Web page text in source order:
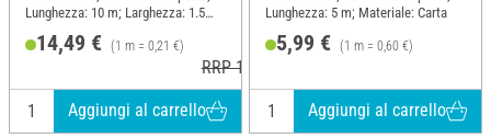
Lunghezza: 10 m; Larghezza: 1.5
14,49 € (1 m = 0,21 €)
RRP 15,99 €
Aggiungi al carrello
Lunghezza: 5 m; Materiale: Carta
5,99 € (1 m = 0,60 €)
Aggiungi al carrello